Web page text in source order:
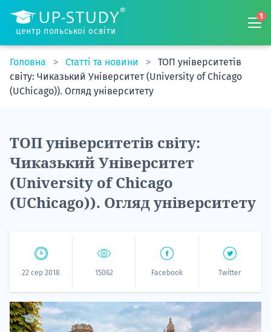
центр польської освіти
1
Головна Статті та новини
ТОП університетів
світу: Чиказький Університет (University of Chicago
(UChicago)). Огляд університету
ТОП університетів світу:
Чиказький Університет
(University of Chicago
(UChicago)). Огляд університету
22 сер 2018 15062 Facebook Twitter